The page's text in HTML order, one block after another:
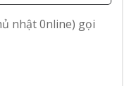
+ Thêm
nhật 0nline) gọi